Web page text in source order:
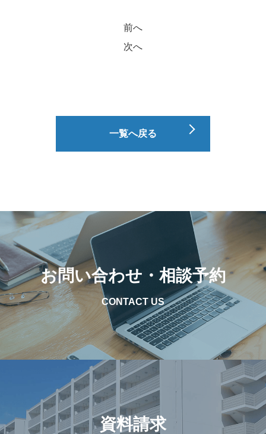
前へ
次へ
一覧へ戻る
お問い合わせ・相談予約
CONTACT US
資料請求